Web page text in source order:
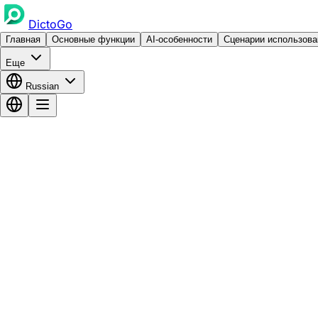
DictoGo
Главная Основные функции AI-особенности Сценарии
Еще
Russian